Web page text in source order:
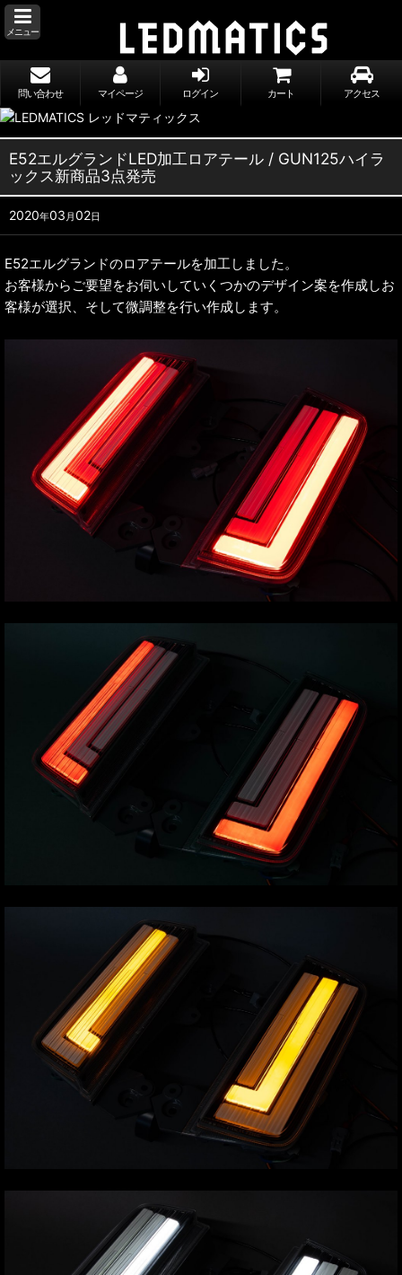
メニュー
問い合わせ マイページ ログイン カート アクセス
E52エルグランドLED加工ロアテール / GUN125ハイラ
ックス新商品3点発売
2020年03 月02日
E52エルグランドのロアテールを加工しました。
お客様からご要望をお伺いしていくつかのデザイン案を作成しお
客様が選択、そして微調整を行い作成します。